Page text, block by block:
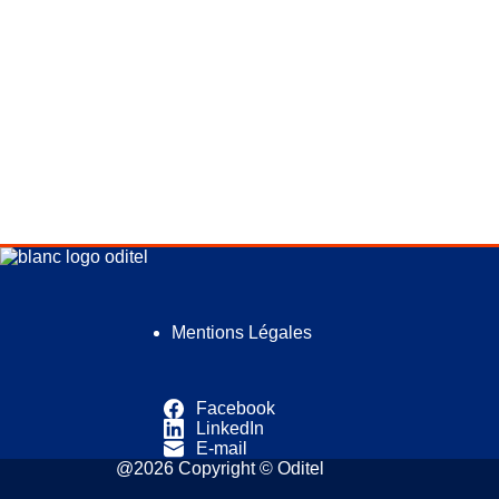
Mentions Légales
Facebook
LinkedIn
E-mail
@2026 Copyright © Oditel